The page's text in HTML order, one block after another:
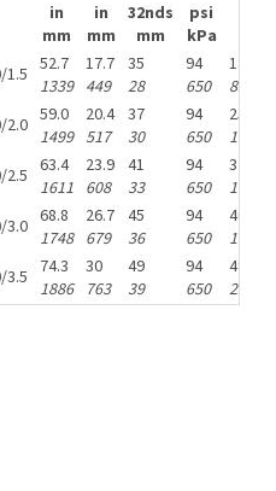
in
mm
in
mm
32nds
mm
psi
kPa
1.5 52.7
1339
17.7
449
35
28
94
650
18700
8500
2.0 59.0
1499
20.4
517
37
30
94
650
25400
11500
2.5 63.4
1611
23.9
608
41
33
94
650
32000
14500
3.0 68.8
1748
26.7
679
45
36
94
650
40800
18500
3.5 74.3
1886
30
763
49
39
94
650
49400
22400